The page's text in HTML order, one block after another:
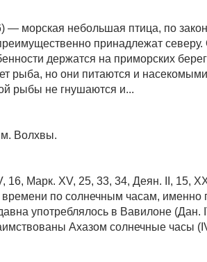
— морская небольшая птица, по
принадлежат
держатся на приморских
рыба, но они питаются и
рыбы не гнушаются и...
Волхвы.
16, Марк. XV, 25, 33, 34, Деян. II, 15,
по солнечным часам, именно
употреблялось в Вавилоне (Дан.
Ахазом солнечные часы